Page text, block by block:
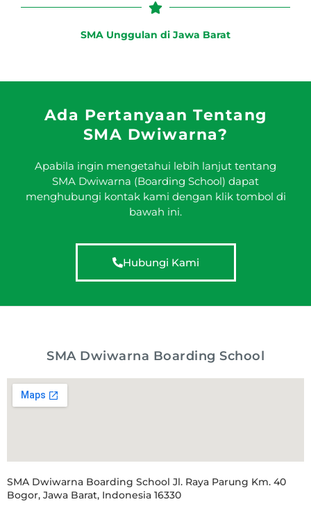
SMA Unggulan di Jawa Barat
Ada Pertanyaan Tentang
SMA Dwiwarna?
Apabila ingin mengetahui lebih lanjut tentang
SMA Dwiwarna (Boarding School) dapat
menghubungi kontak kami dengan klik tombol di
bawah ini.
Hubungi Kami
SMA Dwiwarna Boarding School
SMA Dwiwarna Boarding School Jl. Raya Parung Km. 40
Bogor, Jawa Barat, Indonesia 16330